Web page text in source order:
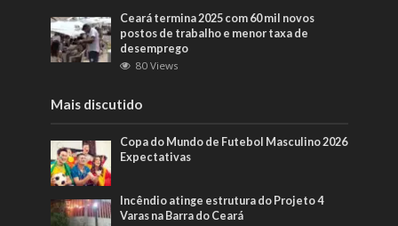
Ceará termina 2025 com 60 mil novos
postos de trabalho e menor taxa de
desemprego
80 Views
Mais discutido
Copa do Mundo de Futebol Masculino 2026
Expectativas
Incêndio atinge estrutura do Projeto 4
Varas na Barra do Ceará